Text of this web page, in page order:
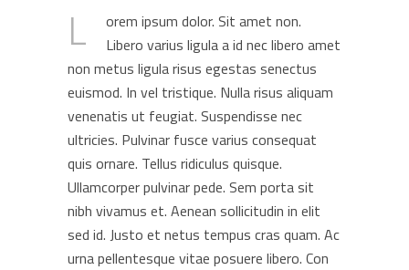
L
orem ipsum dolor. Sit amet non.
Libero varius ligula a id nec libero amet
non metus ligula risus egestas senectus
euismod. In vel tristique. Nulla risus aliquam
venenatis ut feugiat. Suspendisse nec
ultricies. Pulvinar fusce varius consequat
quis ornare. Tellus ridiculus quisque.
Ullamcorper pulvinar pede. Sem porta sit
nibh vivamus et. Aenean sollicitudin in elit
sed id. Justo et netus tempus cras quam. Ac
urna pellentesque vitae posuere libero. Con